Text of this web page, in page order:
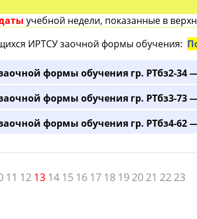
учебной недели, показанные в
ИРТСУ заочной формы обучения:
формы обучения гр. РТбз2-34
формы обучения гр. РТбз3-73
формы обучения гр. РТбз4-62
11 12 13 14 15 16 17 18 19 20 21 22 23